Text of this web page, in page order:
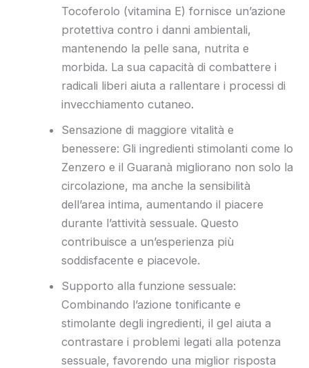
Tocoferolo (vitamina E) fornisce un’azione
protettiva contro i danni ambientali,
mantenendo la pelle sana, nutrita e
morbida. La sua capacità di combattere i
radicali liberi aiuta a rallentare i processi di
invecchiamento cutaneo.
Sensazione di maggiore vitalità e
benessere: Gli ingredienti stimolanti come lo
Zenzero e il Guaranà migliorano non solo la
circolazione, ma anche la sensibilità
dell’area intima, aumentando il piacere
durante l’attività sessuale. Questo
contribuisce a un’esperienza più
soddisfacente e piacevole.
Supporto alla funzione sessuale:
Combinando l’azione tonificante e
stimolante degli ingredienti, il gel aiuta a
contrastare i problemi legati alla potenza
sessuale, favorendo una miglior risposta